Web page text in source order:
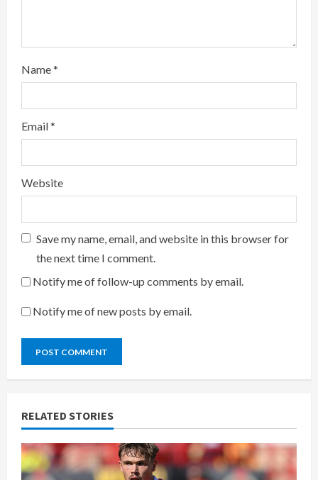
Name*
Email*
Website
Save my name, email, and website in this browser for
the next time I comment.
Notify me of follow-up comments by email.
Notify me of new posts by email.
RELATED STORIES